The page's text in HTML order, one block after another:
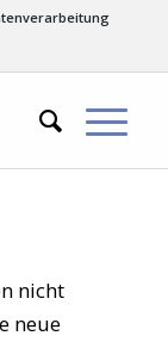
nicht
neue